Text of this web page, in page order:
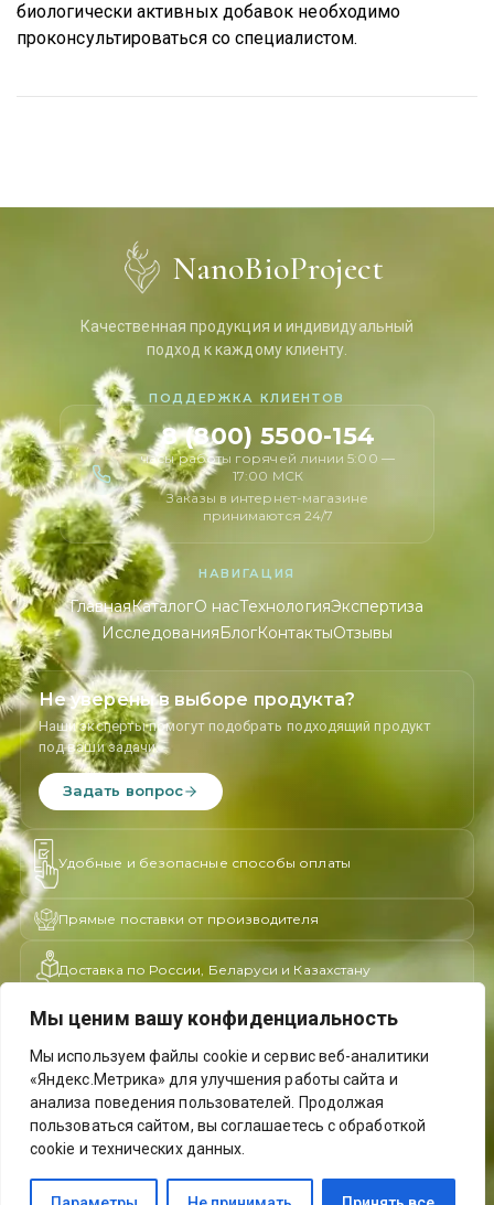
Мы ценим вашу конфиденциальность
Мы используем файлы cookie и сервис веб-аналитики
«Яндекс.Метрика» для улучшения работы сайта и
анализа поведения пользователей. Продолжая
пользоваться сайтом, вы соглашаетесь с обработкой
cookie и технических данных.
биологически активных добавок необходимо
проконсультироваться со специалистом.
NanoBioProject
Качественная продукция и индивидуальный
подход к каждому клиенту.
ПОДДЕРЖКА КЛИЕНТОВ
8 (800) 5500-154
часы работы горячей линии 5:00 —
17:00 МСК
Заказы в интернет-магазине
принимаются 24/7
НАВИГАЦИЯ
ГлавнаяКаталогО насТехнологияЭкспертиза
ИсследованияБлогКонтактыОтзывы
Не уверены в выборе продукта?
Наши эксперты помогут подобрать подходящий продукт
под ваши задачи.
Задать вопрос
Удобные и безопасные способы оплаты
Прямые поставки от производителя
Доставка по России, Беларуси и Казахстану
Политика конфиденциальностиДоставка и возврат
Оплата и безопасностьОферта
Согласие на обработку персональных данных
Соглашение об использовании файлов Cookie
Согласие на получение рекламных и информационных
сообщений